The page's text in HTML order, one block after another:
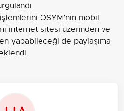
ÖSYM’nin mobil
internet sitesi üzerinden ve
yapabileceği de paylaşıma